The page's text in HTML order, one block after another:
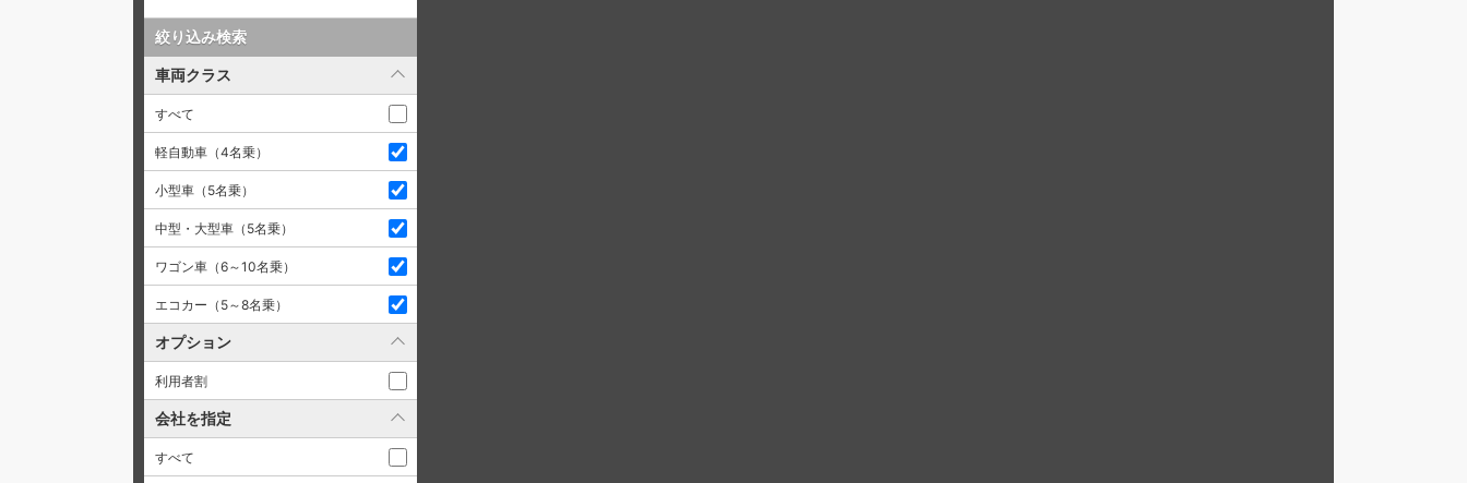
絞り込み検索
車両クラス
すべて
軽自動車（4名乗）
小型車（5名乗）
中型・大型車（5名乗）
ワゴン車（6～10名乗）
エコカー（5～8名乗）
オプション
利用者割
会社を指定
すべて